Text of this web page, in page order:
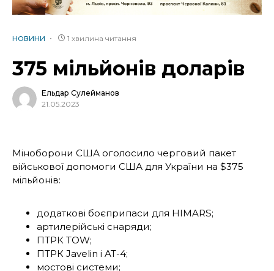
НОВИНИ 1 хвилина читання
375 мільйонів доларів
Ельдар Сулейманов
21.05.2023
Міноборони США оголосило черговий пакет
військової допомоги США для України на $375
мільйонів:
додаткові боєприпаси для HIMARS;
артилерійські снаряди;
ПТРК TOW;
ПТРК Javelin і AT-4;
мостові системи;